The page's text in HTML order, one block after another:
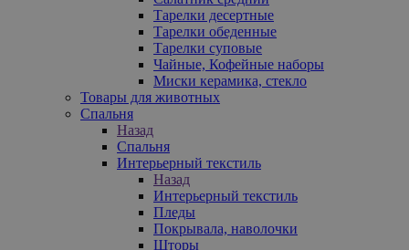
Тарелки десертные
Тарелки обеденные
Тарелки суповые
Чайные, Кофейные наборы
Миски керамика, стекло
Товары для животных
Спальня
Назад
Спальня
Интерьерный текстиль
Назад
Интерьерный текстиль
Пледы
Покрывала, наволочки
Шторы